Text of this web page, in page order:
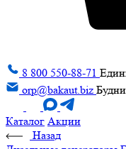
8 800 550-88-71
orp@bakaut.biz
Каталог Акции
Назад